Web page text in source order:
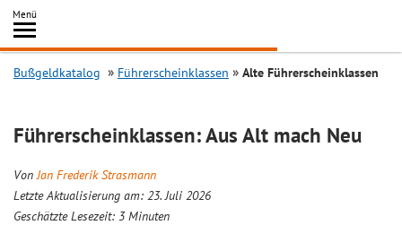
Inhalt
springen
Menü
Search
Bußgeldkatalog Führerscheinklassen Alte Führerscheinklassen
Führerscheinklassen: Aus Alt mach Neu
VonJan Frederik Strasmann
Letzte Aktualisierung am: 23. Juli 2026
Geschätzte Lesezeit: 3 Minuten